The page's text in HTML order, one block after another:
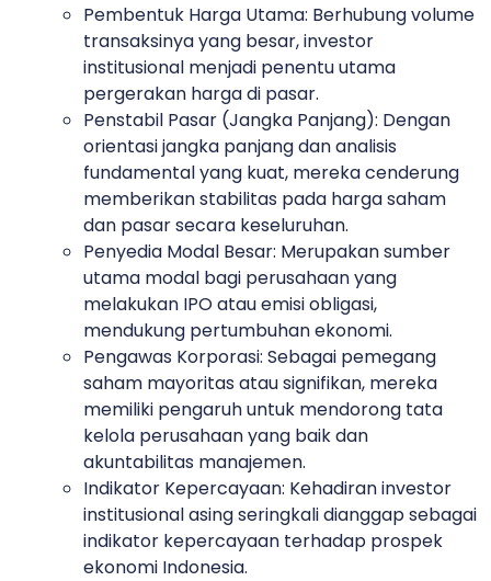
Pembentuk Harga Utama: Berhubung volume
transaksinya yang besar, investor
institusional menjadi penentu utama
pergerakan harga di pasar.
Penstabil Pasar (Jangka Panjang): Dengan
orientasi jangka panjang dan analisis
fundamental yang kuat, mereka cenderung
memberikan stabilitas pada harga saham
dan pasar secara keseluruhan.
Penyedia Modal Besar: Merupakan sumber
utama modal bagi perusahaan yang
melakukan IPO atau emisi obligasi,
mendukung pertumbuhan ekonomi.
Pengawas Korporasi: Sebagai pemegang
saham mayoritas atau signifikan, mereka
memiliki pengaruh untuk mendorong tata
kelola perusahaan yang baik dan
akuntabilitas manajemen.
Indikator Kepercayaan: Kehadiran investor
institusional asing seringkali dianggap sebagai
indikator kepercayaan terhadap prospek
ekonomi Indonesia.